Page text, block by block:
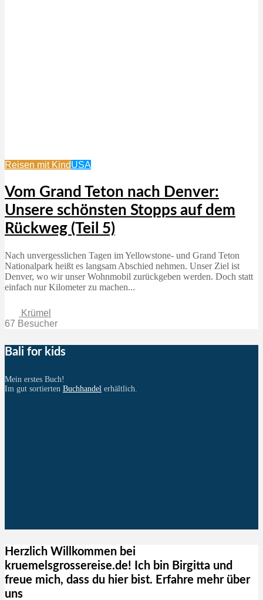
Reisen mit KindUSA
Vom Grand Teton nach Denver:
Unsere schönsten Stopps auf dem
Rückweg (Teil 5)
Nach unvergesslichen Tagen im Yellowstone- und Grand Teton
Nationalpark heißt es langsam Abschied nehmen. Unser Ziel ist
Denver, wo wir unser Wohnmobil zurückgeben werden. Doch statt
einfach nur Kilometer zu machen...
Krümel
67 Besucher
Bali for kids
Mein erstes Buch!
Im gut sortierten Buchhandel erhältlich.
Herzlich Willkommen bei
kruemelsgrossereise.de! Ich bin Birgitta und
freue mich, dass du hier bist. Erfahre mehr über
uns